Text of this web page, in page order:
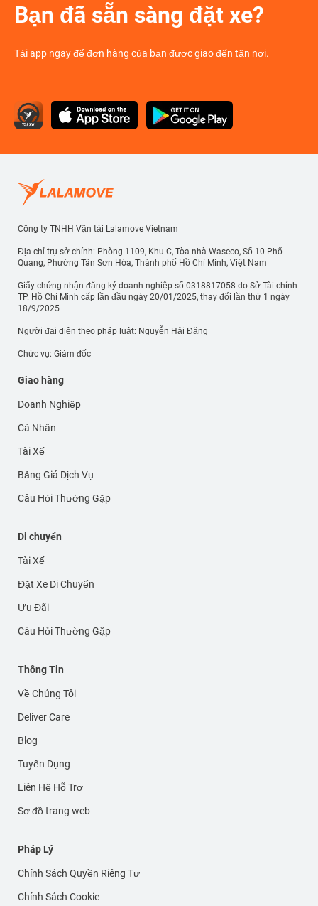
Bạn đã sẵn sàng đặt xe?
Tải app ngay để đơn hàng của bạn được giao đến tận nơi.
Công ty TNHH Vận tải Lalamove Vietnam
Địa chỉ trụ sở chính: Phòng 1109, Khu C, Tòa nhà Waseco, Số 10 Phổ
Quang, Phường Tân Sơn Hòa, Thành phố Hồ Chí Minh, Việt Nam
Giấy chứng nhận đăng ký doanh nghiệp số 0318817058 do Sở Tài chính
TP. Hồ Chí Minh cấp lần đầu ngày 20/01/2025, thay đổi lần thứ 1 ngày
18/9/2025
Người đại diện theo pháp luật: Nguyễn Hải Đăng
Chức vụ: Giám đốc
Giao hàng
Doanh Nghiệp
Cá Nhân
Tài Xế
Bảng Giá Dịch Vụ
Câu Hỏi Thường Gặp
Di chuyển
Tài Xế
Đặt Xe Di Chuyển
Ưu Đãi
Câu Hỏi Thường Gặp
Thông Tin
Về Chúng Tôi
Deliver Care
Blog
Tuyển Dụng
Liên Hệ Hỗ Trợ
Sơ đồ trang web
Pháp Lý
Chính Sách Quyền Riêng Tư
Chính Sách Cookie